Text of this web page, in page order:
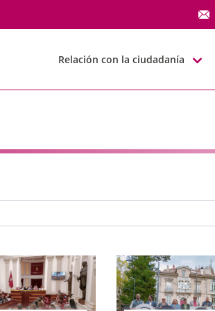
Relación con la ciudadanía
búsqueda